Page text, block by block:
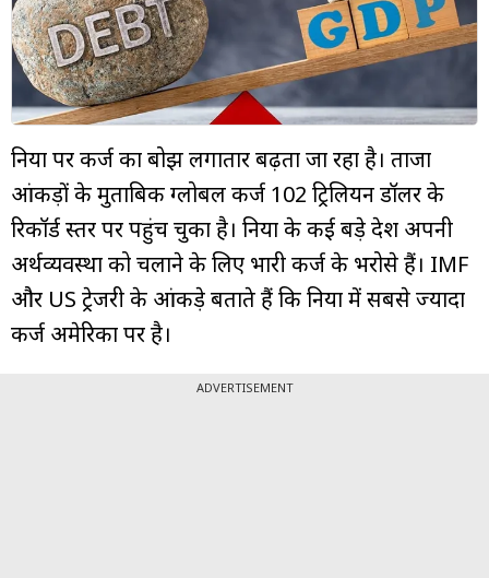
म्यूचुअल
फंड
दुनिया पर कर्ज का बोझ लगातार बढ़ता जा रहा है। ताजा
आंकड़ों के मुताबिक ग्लोबल कर्ज 102 ट्रिलियन डॉलर के
रिकॉर्ड स्तर पर पहुंच चुका है। दुनिया के कई बड़े देश अपनी
अर्थव्यवस्था को चलाने के लिए भारी कर्ज के भरोसे हैं। IMF
और US ट्रेजरी के आंकड़े बताते हैं कि दुनिया में सबसे ज्यादा
कर्ज अमेरिका पर है।
ADVERTISEMENT